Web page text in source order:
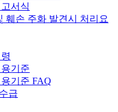
서식
훼손 주화 발견시 처리요
기준
기준 FAQ
급